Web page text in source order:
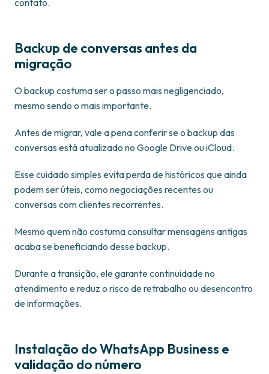
contato.
Backup de conversas antes da
migração
O backup costuma ser o passo mais negligenciado,
mesmo sendo o mais importante.
Antes de migrar, vale a pena conferir se o backup das
conversas está atualizado no Google Drive ou iCloud.
Esse cuidado simples evita perda de históricos que ainda
podem ser úteis, como negociações recentes ou
conversas com clientes recorrentes.
Mesmo quem não costuma consultar mensagens antigas
acaba se beneficiando desse backup.
Durante a transição, ele garante continuidade no
atendimento e reduz o risco de retrabalho ou desencontro
de informações.
Instalação do WhatsApp Business e
validação do número